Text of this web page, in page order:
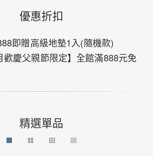
優惠折扣
即贈高級地墊1入(隨機款)
歡慶父親節限定】全館滿888元免
精選單品